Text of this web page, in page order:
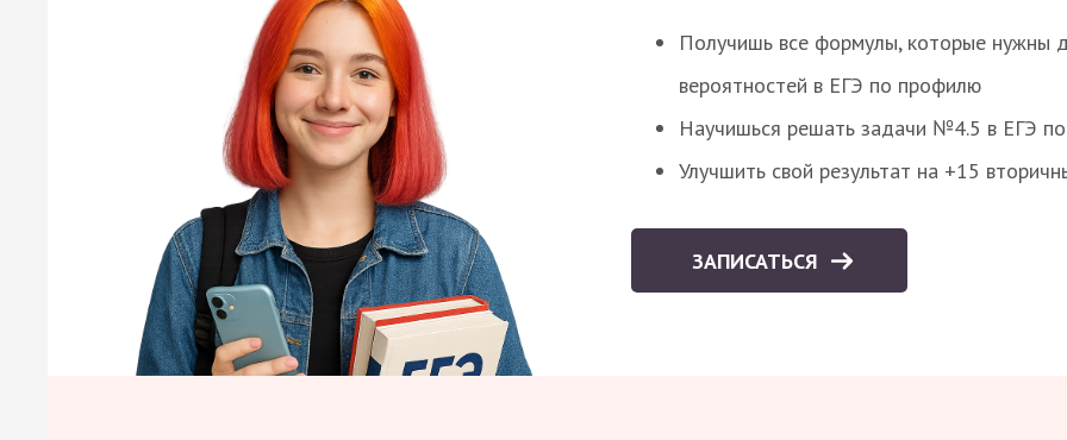
Получишь все формулы, которые
вероятностей в ЕГЭ по профилю
Научишься решать задачи №4.5 в ЕГЭ
Улучшить свой результат на +15
ЗАПИСАТЬСЯ